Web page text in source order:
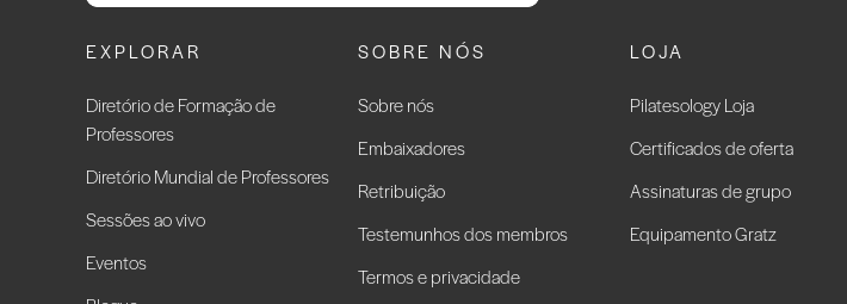
EXPLORAR
Diretório de Formação de
Professores
Diretório Mundial de Professores
Sessões ao vivo
Eventos
SOBRE NÓS
Sobre nós
Embaixadores
Retribuição
Testemunhos dos membros
Termos e privacidade
LOJA
Pilatesology Loja
Certificados de oferta
Assinaturas de grupo
Equipamento Gratz